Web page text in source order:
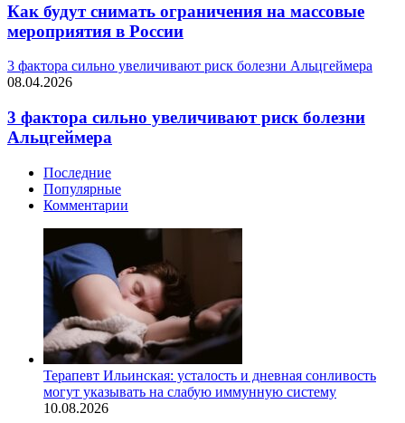
Как будут снимать ограничения на массовые
мероприятия в России
3 фактора сильно увеличивают риск болезни Альцгеймера
08.04.2026
3 фактора сильно увеличивают риск болезни
Альцгеймера
Последние
Популярные
Комментарии
Терапевт Ильинская: усталость и дневная сонливость
могут указывать на слабую иммунную систему
10.08.2026